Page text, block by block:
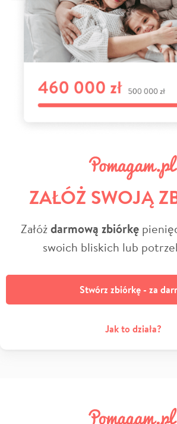
ZAŁÓŻ SWOJĄ
Załóżdarmową zbiórkę
swoich bliskich lub
Stwórz zbiórkę - za
Jak to działa?